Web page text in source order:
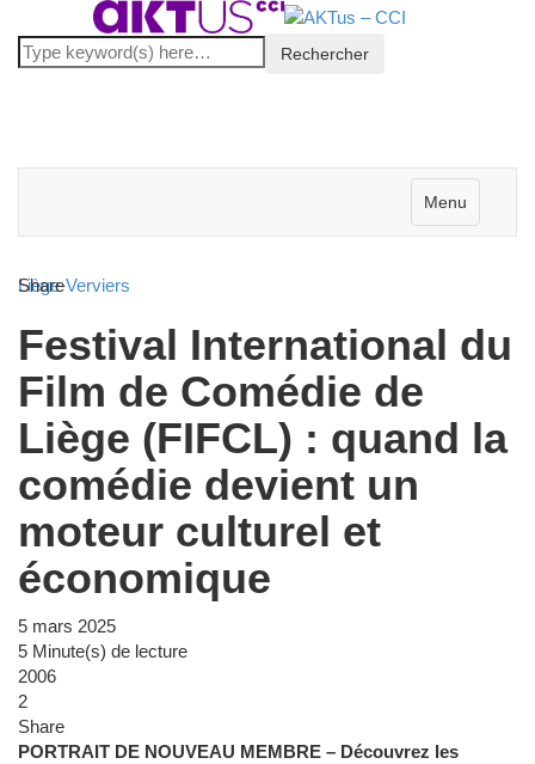
Menu
Liège-Verviers
Festival International du
Film de Comédie de
Liège (FIFCL) : quand la
comédie devient un
moteur culturel et
économique
5 mars 2025
5 Minute(s) de lecture
2006
2
Share
PORTRAIT DE NOUVEAU MEMBRE – Découvrez les
Share